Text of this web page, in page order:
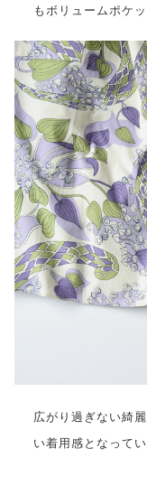
もボリュームポケ
広がり過ぎない綺
い着用感となってい